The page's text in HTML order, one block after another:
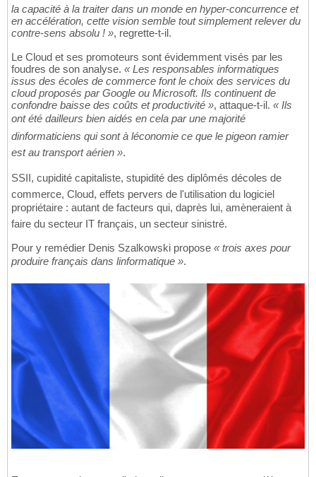
la capacité à la traiter dans un monde en hyper-concurrence et
en accélération, cette vision semble tout simplement relever du
contre-sens absolu ! », regrette-t-il.
Le Cloud et ses promoteurs sont évidemment visés par les
foudres de son analyse. « Les responsables informatiques
issus des écoles de commerce font le choix des services du
cloud proposés par Google ou Microsoft. Ils continuent de
confondre baisse des coûts et productivité », attaque-t-il. « Ils
ont été dailleurs bien aidés en cela par une majorité
dinformaticiens qui sont à léconomie ce que le pigeon ramier
est au transport aérien ».
SSII, cupidité capitaliste, stupidité des diplômés décoles de
commerce, Cloud, effets pervers de l'utilisation du logiciel
propriétaire : autant de facteurs qui, daprès lui, amèneraient à
faire du secteur IT français, un secteur sinistré.
Pour y remédier Denis Szalkowski propose « trois axes pour
produire français dans linformatique ».